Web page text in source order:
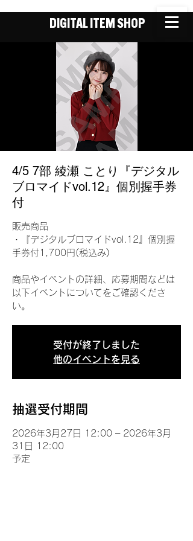
DIGITAL ITEM SHOP
4/5 7部 綾瀬 ことり『デジタル
ブロマイドvol.12』個別握手券
付
販売商品
・『デジタルブロマイドvol.12』個別握
手券付1,700円(税込み)
商品やイベントの詳細、応募期間などは
以下イベントについてをご確認くださ
い。
受付が終了しました
他のイベントを見る
抽選受付期間
2026年3月27日 12:00 – 2026年3月
31日 12:00
予定